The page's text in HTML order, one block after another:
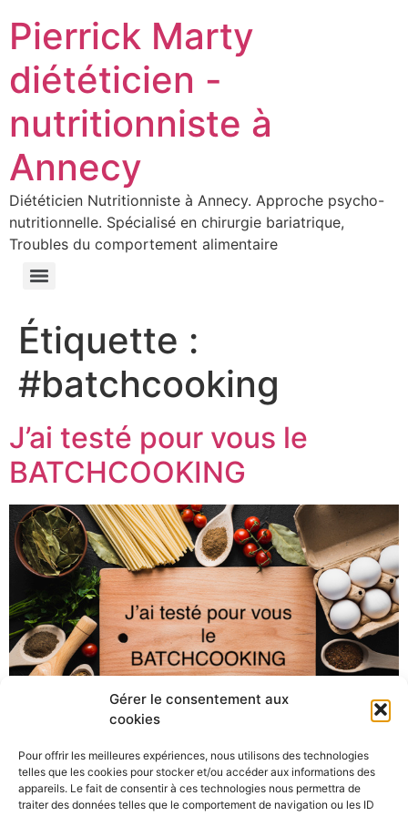
Gérer le consentement aux
cookies
Pour offrir les meilleures expériences, nous utilisons des technologies
telles que les cookies pour stocker et/ou accéder aux informations des
appareils. Le fait de consentir à ces technologies nous permettra de
traiter des données telles que le comportement de navigation ou les ID
Pierrick Marty
diététicien -
nutritionniste à
Annecy
Diététicien Nutritionniste à Annecy. Approche psycho-
nutritionnelle. Spécialisé en chirurgie bariatrique,
Troubles du comportement alimentaire
Étiquette :
#batchcooking
J’ai testé pour vous le
BATCHCOOKING
C’est le début du « j’ai testé pour vous ». Aujourd’hui, on
va parler organisation, efficacité et accessoirement